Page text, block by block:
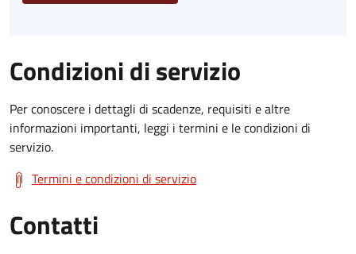
Condizioni di servizio
Per conoscere i dettagli di scadenze, requisiti e altre
informazioni importanti, leggi i termini e le condizioni di
servizio.
Termini e condizioni di servizio
Contatti